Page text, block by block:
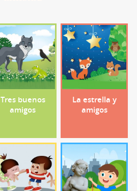
Tres buenos
amigos
La estrella y
amigos